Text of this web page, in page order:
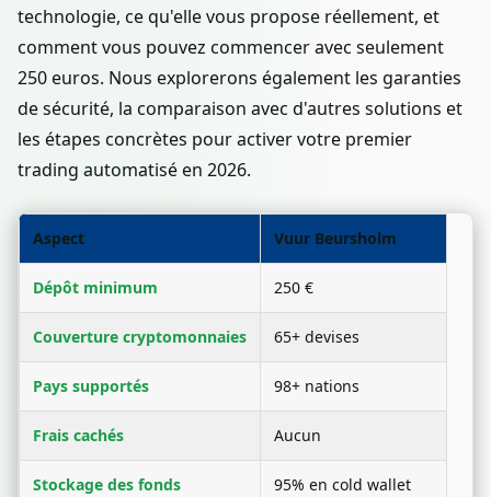
technologie, ce qu'elle vous propose réellement, et
comment vous pouvez commencer avec seulement
250 euros. Nous explorerons également les garanties
de sécurité, la comparaison avec d'autres solutions et
les étapes concrètes pour activer votre premier
trading automatisé en 2026.
Aspect Vuur Beursholm
Dépôt minimum 250 €
Couverture cryptomonnaies 65+ devises
Pays supportés 98+ nations
Frais cachés Aucun
Stockage des fonds 95% en cold wallet